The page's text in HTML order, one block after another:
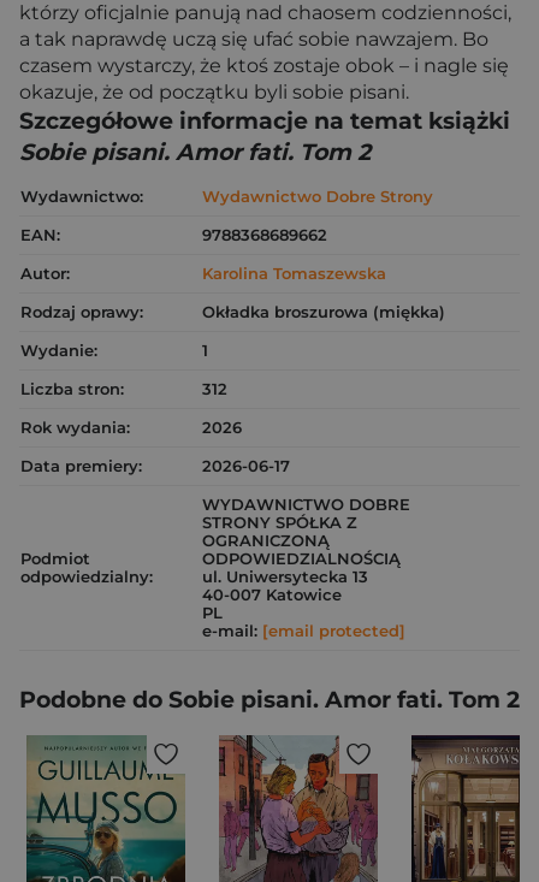
którzy oficjalnie panują nad chaosem codzienności,
a tak naprawdę uczą się ufać sobie nawzajem. Bo
czasem wystarczy, że ktoś zostaje obok – i nagle się
okazuje, że od początku byli sobie pisani.
Szczegółowe informacje na temat książki
Sobie pisani. Amor fati. Tom 2
Wydawnictwo:
Wydawnictwo Dobre Strony
EAN:
9788368689662
Autor:
Karolina Tomaszewska
Rodzaj oprawy:
Okładka broszurowa (miękka)
Wydanie:
1
Liczba stron:
312
Rok wydania:
2026
Data premiery:
2026-06-17
Podmiot
odpowiedzialny:
WYDAWNICTWO DOBRE
STRONY SPÓŁKA Z
OGRANICZONĄ
ODPOWIEDZIALNOŚCIĄ
ul. Uniwersytecka 13
40-007 Katowice
PL
e-mail: [email protected]
Podobne do Sobie pisani. Amor fati. Tom 2